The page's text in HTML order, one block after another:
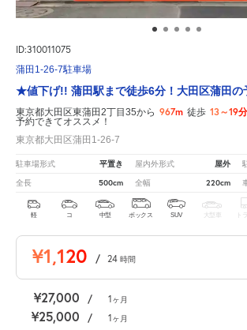
ID:310011075
蒲田1-26-7駐車場
★値下げ!! 蒲田駅まで徒歩6分！大田区蒲田の
東京都大田区東蒲田2丁目35から 967m 徒歩 13～19分
予約できてオススメ！
東京都大田区蒲田1-26-7
駐車場形式 平置き 屋内外形式 屋外
全長 500cm 全幅 220cm
軽 コ 中型 ボックス SUV 大型車 ト
¥1,120 / 24 時間
¥27,000 / 1ヶ月
¥25,000 / 1ヶ月